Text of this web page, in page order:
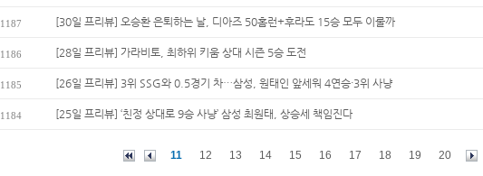
1187 [30일 프리뷰] 오승환 은퇴하는 날, 디아즈 50홈런+후라도 15승 모두 이룰까
1186 [28일 프리뷰] 가라비토, 최하위 키움 상대 시즌 5승 도전
1185 [26일 프리뷰] 3위 SSG와 0.5경기 차…삼성, 원태인 앞세워 4연승·3위 사냥
1184 [25일 프리뷰] ‘친정 상대로 9승 사냥’ 삼성 최원태, 상승세 책임진다
11 12 13 14 15 16 17 18 19 20